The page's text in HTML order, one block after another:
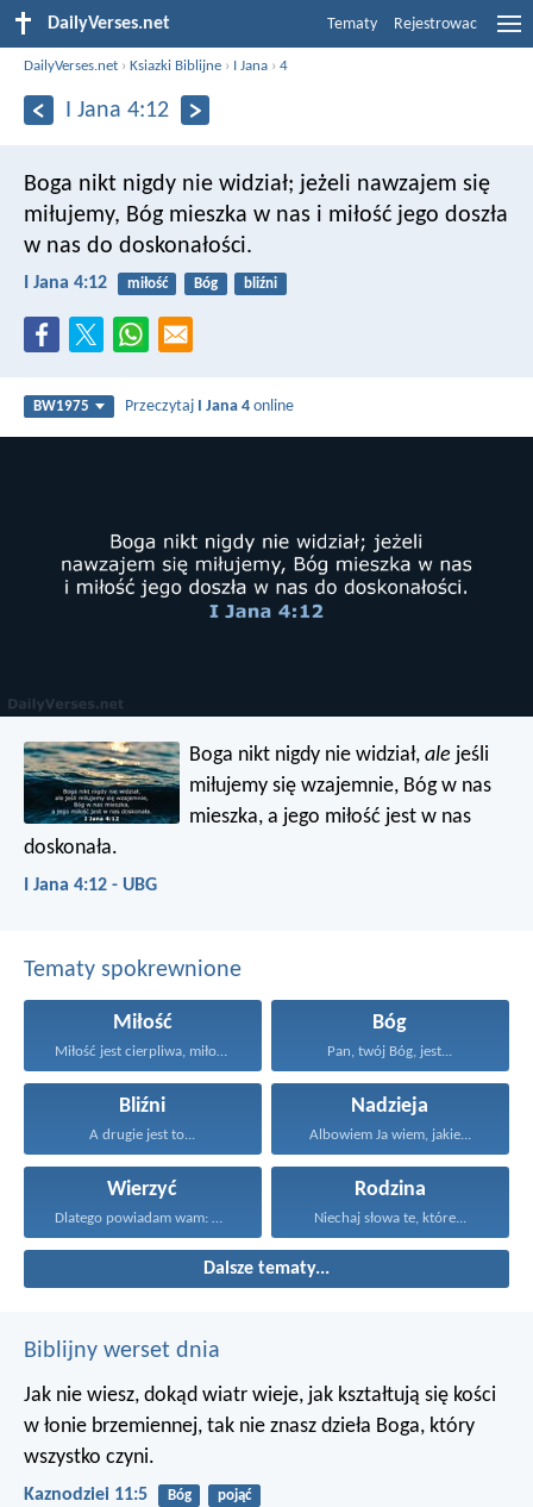
DailyVerses.net Tematy Rejestrowac
DailyVerses.net ›Ksiazki Biblijne › I Jana ›4
I Jana 4:12
Boga nikt nigdy nie widział; jeżeli nawzajem się
miłujemy, Bóg mieszka w nas i miłość jego doszła
w nas do doskonałości.
I Jana 4:12 miłość Bóg bliźni
BW1975 Przeczytaj I Jana 4 online
Boga nikt nigdy nie widział,ale jeśli
miłujemy się wzajemnie, Bóg w nas
mieszka, a jego miłość jest w nas
doskonała.
I Jana 4:12 - UBG
Tematy spokrewnione
Miłość
Miłość jest cierpliwa, miłość...
Bóg
Pan, twój Bóg, jest...
Bliźni
A drugie jest to...
Nadzieja
Albowiem Ja wiem, jakie...
Wierzyć
Dlatego powiadam wam: Wszystko...
Rodzina
Niechaj słowa te, które...
Dalsze tematy...
Biblijny werset dnia
Jak nie wiesz, dokąd wiatr wieje, jak kształtują się kości
w łonie brzemiennej, tak nie znasz dzieła Boga, który
wszystko czyni.
Kaznodziei 11:5 Bóg pojąć